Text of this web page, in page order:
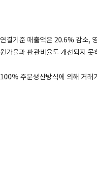
결기준 매출액은 20.6% 감소,
가율과 판관비율도 개선되지
주문생산방식에 의해 거